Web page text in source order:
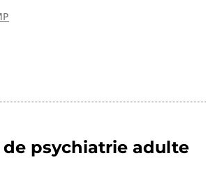
de psychiatrie adulte